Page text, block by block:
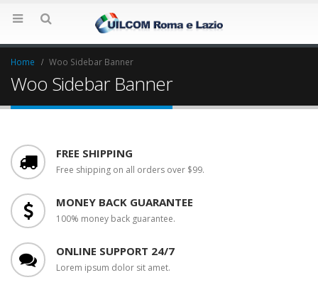
Home Woo Sidebar Banner
Woo Sidebar Banner
FREE SHIPPING
Free shipping on all orders over $99.
MONEY BACK GUARANTEE
100% money back guarantee.
ONLINE SUPPORT 24/7
Lorem ipsum dolor sit amet.